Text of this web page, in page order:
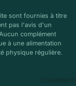
sont fournies à titre
pas l'avis d'un
complément
à une alimentation
physique régulière.